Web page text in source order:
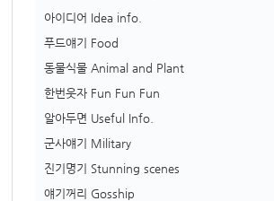
아이디어 Idea info.
푸드얘기 Food
동물식물 Animal and Plant
한번웃자 Fun Fun Fun
알아두면 Useful Info.
군사얘기 Military
진기명기 Stunning scenes
얘기꺼리 Gosship